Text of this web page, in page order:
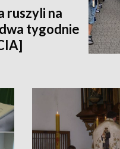
ruszyli na
tygodnie